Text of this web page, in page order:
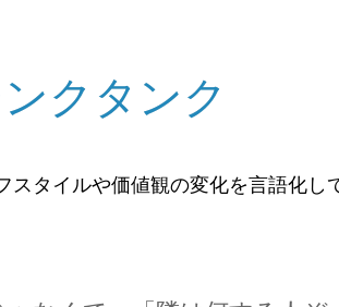
クタンク
スタイルや価値観の変化を言語化し